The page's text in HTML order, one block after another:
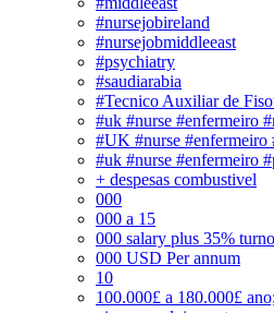
#nursejobireland
#nursejobmiddleeast
#psychiatry
#saudiarabia
#Tecnico Auxiliar de
#uk #nurse #enfermeiro
#UK #nurse #enfermeiro
#uk #nurse #enfermeiro
+ despesas combustivel
000
000 a 15
000 salary plus 35%
000 USD Per annum
10
100.000£ a 180.000£